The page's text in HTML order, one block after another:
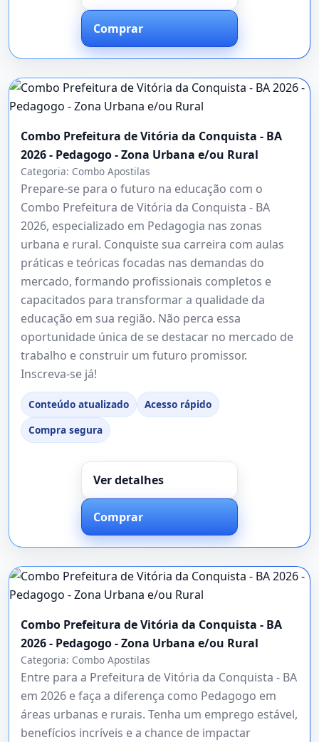
Comprar
Combo Prefeitura de Vitória da Conquista - BA
2026 - Pedagogo - Zona Urbana e/ou Rural
Categoria: Combo Apostilas
Prepare-se para o futuro na educação com o
Combo Prefeitura de Vitória da Conquista - BA
2026, especializado em Pedagogia nas zonas
urbana e rural. Conquiste sua carreira com aulas
práticas e teóricas focadas nas demandas do
mercado, formando profissionais completos e
capacitados para transformar a qualidade da
educação em sua região. Não perca essa
oportunidade única de se destacar no mercado de
trabalho e construir um futuro promissor.
Inscreva-se já!
Conteúdo atualizado
Acesso rápido
Compra segura
Ver detalhes
Comprar
Combo Prefeitura de Vitória da Conquista - BA
2026 - Pedagogo - Zona Urbana e/ou Rural
Categoria: Combo Apostilas
Entre para a Prefeitura de Vitória da Conquista - BA
em 2026 e faça a diferença como Pedagogo em
áreas urbanas e rurais. Tenha um emprego estável,
benefícios incríveis e a chance de impactar